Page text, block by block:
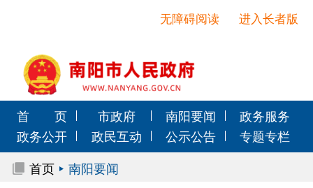
进入长者版
无障碍阅读
首 页 市政府 南阳要闻
政务服务
政务公开
政民互动 公示公告
专题专栏
首页
南阳要闻